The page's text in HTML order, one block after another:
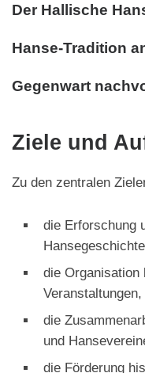
Der Hallische
Hanse-Tradition
Gegenwart
Ziele und
Zu den zentralen
die Erforschung
die
Veranstaltungen,
die
und
die Förderung